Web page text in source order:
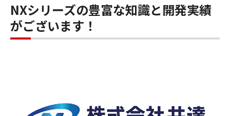
NXシリーズの豊富な知識と開発実績
がございます！